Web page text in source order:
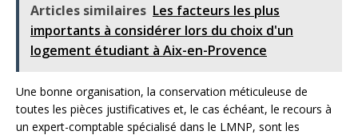
Articles similaires Les facteurs les plus
importants à considérer lors du choix d'un
logement étudiant à Aix-en-Provence
Une bonne organisation, la conservation méticuleuse de
toutes les pièces justificatives et, le cas échéant, le recours à
un expert-comptable spécialisé dans le LMNP, sont les